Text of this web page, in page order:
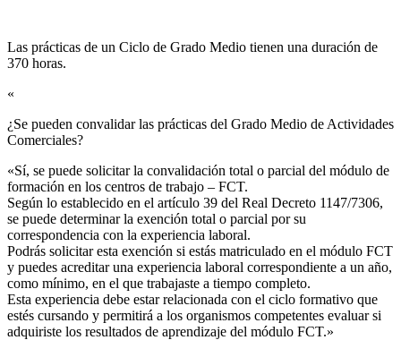
Las prácticas de un Ciclo de Grado Medio tienen una duración de
370 horas.
«
¿Se pueden convalidar las prácticas del Grado Medio de Actividades
Comerciales?​
«Sí, se puede solicitar la convalidación total o parcial del módulo de
formación en los centros de trabajo – FCT.
Según lo establecido en el artículo 39 del Real Decreto 1147/7306,
se puede determinar la exención total o parcial por su
correspondencia con la experiencia laboral.
Podrás solicitar esta exención si estás matriculado en el módulo FCT
y puedes acreditar una experiencia laboral correspondiente a un año,
como mínimo, en el que trabajaste a tiempo completo.
Esta experiencia debe estar relacionada con el ciclo formativo que
estés cursando y permitirá a los organismos competentes evaluar si
adquiriste los resultados de aprendizaje del módulo FCT.»